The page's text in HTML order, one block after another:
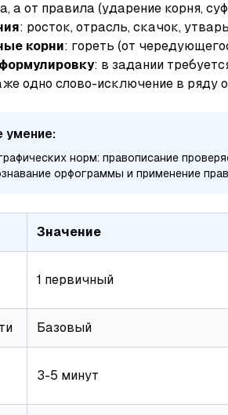
а от правила (ударение корня,
: росток, отрасль, скачок,
корни: гореть (от
формулировку: в задании
одно слово-исключение в ряду
умение:
норм: правописание
орфограммы и применение
Значение
1 первичный
Базовый
3-5 минут